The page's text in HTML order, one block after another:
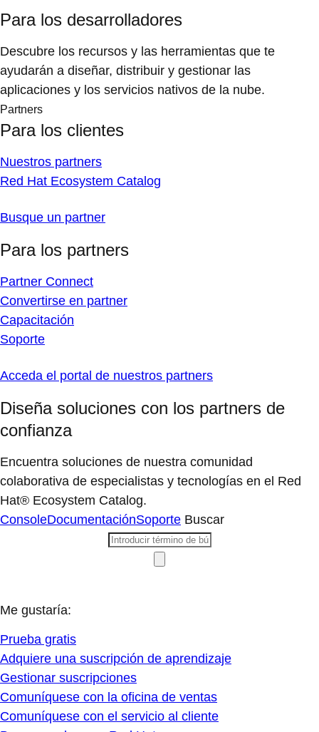
Para los desarrolladores
Descubre los recursos y las herramientas que te
ayudarán a diseñar, distribuir y gestionar las
aplicaciones y los servicios nativos de la nube.
Partners
Para los clientes
Nuestros partners
Red Hat Ecosystem Catalog
Busque un partner
Para los partners
Partner Connect
Convertirse en partner
Capacitación
Soporte
Acceda el portal de nuestros partners
Diseña soluciones con los partners de
confianza
Encuentra soluciones de nuestra comunidad
colaborativa de especialistas y tecnologías en el Red
Hat® Ecosystem Catalog.
ConsoleDocumentaciónSoporte Buscar
Me gustaría:
Prueba gratis
Adquiere una suscripción de aprendizaje
Gestionar suscripciones
Comuníquese con la oficina de ventas
Comuníquese con el servicio al cliente